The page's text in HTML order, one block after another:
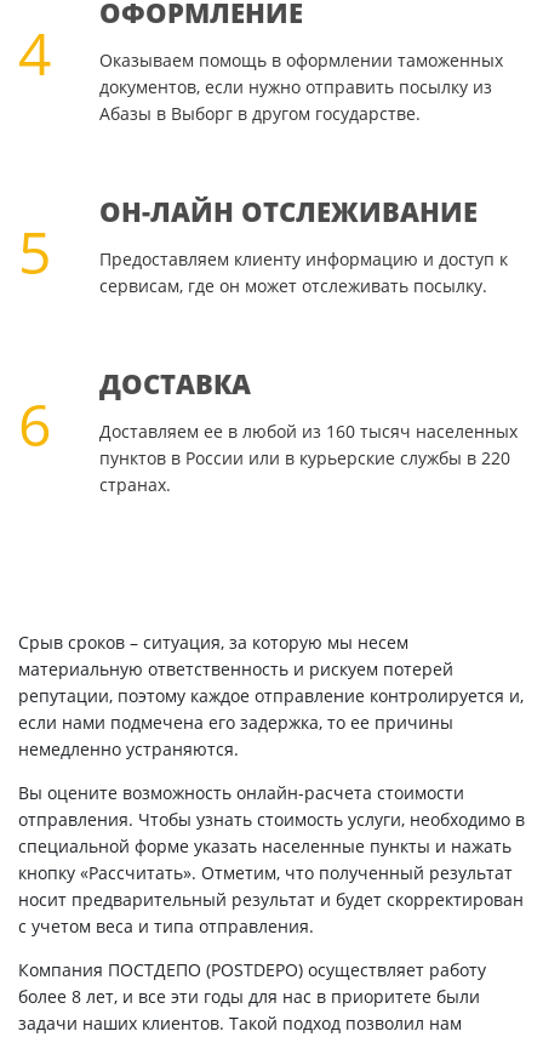
4
ОФОРМЛЕНИЕ
Оказываем помощь в оформлении таможенных
документов, если нужно отправить посылку из
Абазы в Выборг в другом государстве.
5
ОН-ЛАЙН ОТСЛЕЖИВАНИЕ
Предоставляем клиенту информацию и доступ к
сервисам, где он может отслеживать посылку.
6
ДОСТАВКА
Доставляем ее в любой из 160 тысяч населенных
пунктов в России или в курьерские службы в 220
странах.
Срыв сроков – ситуация, за которую мы несем
материальную ответственность и рискуем потерей
репутации, поэтому каждое отправление контролируется и,
если нами подмечена его задержка, то ее причины
немедленно устраняются.
Вы оцените возможность онлайн-расчета стоимости
отправления. Чтобы узнать стоимость услуги, необходимо в
специальной форме указать населенные пункты и нажать
кнопку «Рассчитать». Отметим, что полученный результат
носит предварительный результат и будет скорректирован
с учетом веса и типа отправления.
Компания ПОСТДЕПО (POSTDEPO) осуществляет работу
более 8 лет, и все эти годы для нас в приоритете были
задачи наших клиентов. Такой подход позволил нам